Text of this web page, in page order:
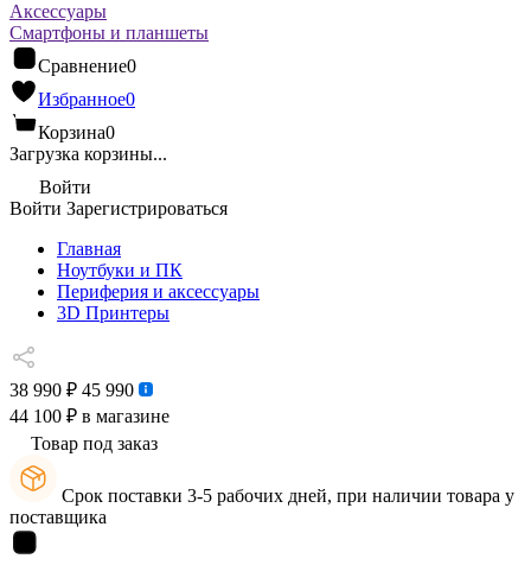
Аксессуары
Смартфоны и планшеты
Сравнение0
Избранное0
Корзина0
Загрузка корзины...
Войти
Войти Зарегистрироваться
Главная
Ноутбуки и ПК
Периферия и аксессуары
3D Принтеры
38 990 ₽ 45 990
44 100 ₽ в магазине
Товар под заказ
Срок поставки 3-5 рабочих дней, при наличии товара у
поставщика